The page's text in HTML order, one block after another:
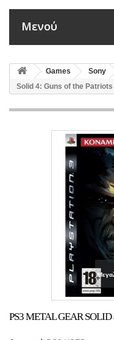
Μενού
Games Sony
Solid 4: Guns of the
PS3 METAL GEAR SOLID